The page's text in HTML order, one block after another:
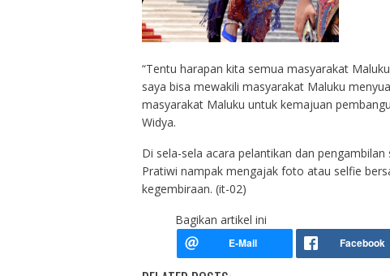
“Tentu harapan kita semua masyarakat
saya bisa mewakili masyarakat Maluku
masyarakat Maluku untuk kemajuan
Widya.
Di sela-sela acara pelantikan dan
Pratiwi nampak mengajak foto atau selfie
kegembiraan. (it-02)
Bagikan artikel ini